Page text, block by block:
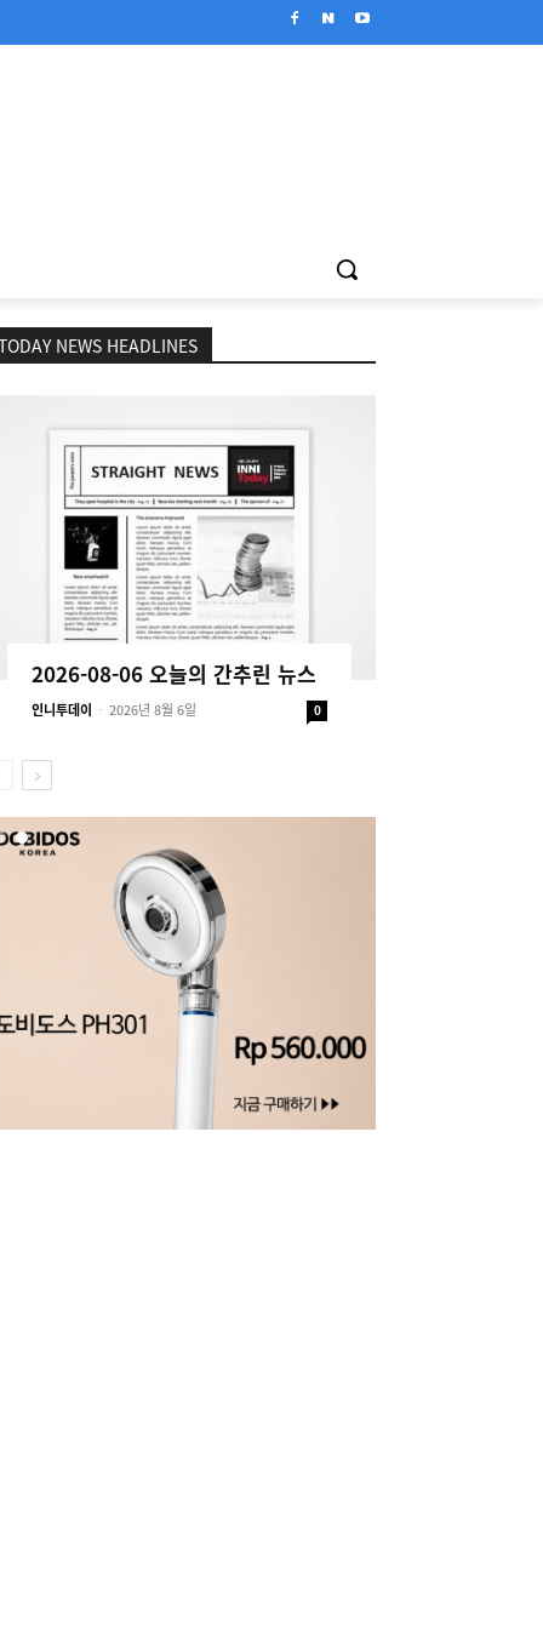
NEWS HEADLINES
2026-08-06 오늘의 간추린 뉴스
인니투데이 - 2026년 8월 6일 0